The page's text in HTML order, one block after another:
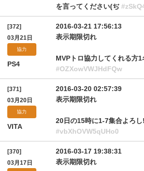
を言ってください(ぢ
[372]
03月21日
協力
PS4
2016-03-21 17:56:13
表示期限切れ
MVPトロ協力してくれる方1
#OZXowVWJHdFQw
[371]
03月20日
協力
VITA
2016-03-20 02:57:39
表示期限切れ
20日の15時に1-7集合よろ
#vbXhOVW5qUHo0
[370]
03月17日
2016-03-17 19:38:31
表示期限切れ